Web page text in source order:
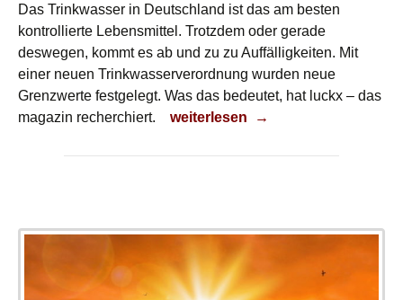
Das Trinkwasser in Deutschland ist das am besten
kontrollierte Lebensmittel. Trotzdem oder gerade
deswegen, kommt es ab und zu zu Auffälligkeiten. Mit
einer neuen Trinkwasserverordnung wurden neue
Grenzwerte festgelegt. Was das bedeutet, hat luckx – das
magazin recherchiert.
Trinkwasserkontrolle
weiterlesen →